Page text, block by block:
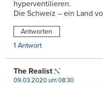
hyperventilieren.
Die Schweiz – ein Land
Antworten
1 Antwort
The Realist
09.03.2020 um 08:30